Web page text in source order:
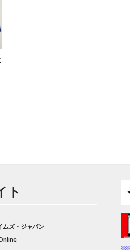
ト
ムズ・ジャパン